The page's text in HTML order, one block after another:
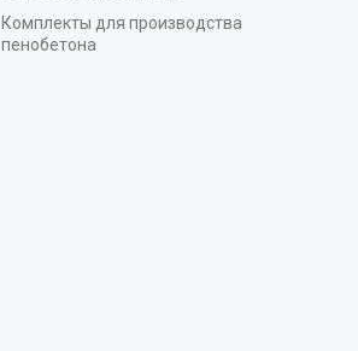
Комплекты для производства
пенобетона